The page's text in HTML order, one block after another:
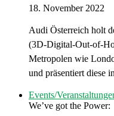
18. November 2022
Audi Österreich holt
(3D-Digital-Out-of-
Metropolen wie
und präsentiert diese
Events/
We’ve got the Power: